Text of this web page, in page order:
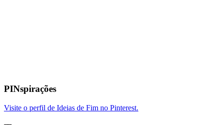
PINspirações
Visite o perfil de Ideias de Fim no Pinterest.